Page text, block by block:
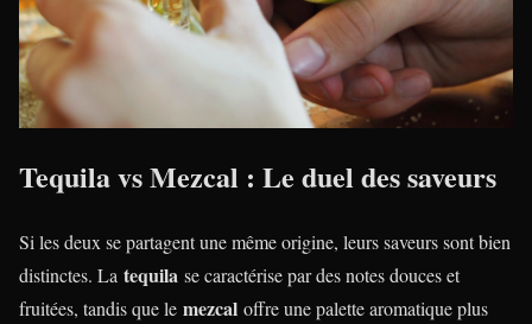
Tequila vs Mezcal : Le duel des saveurs
Si les deux se partagent une même origine, leurs saveurs sont bien
distinctes. La tequila se caractérise par des notes douces et
fruitées, tandis que le mezcal offre une palette aromatique plus